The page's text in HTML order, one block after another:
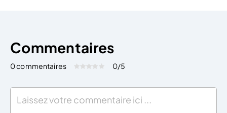
Commentaires
0 commentaires Évaluez cet article:
0/5